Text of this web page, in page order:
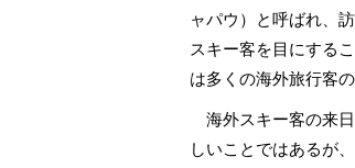
ャパウ）と呼ばれ、
スキー客を目にする
は多くの海外旅行客
海外スキー客の来
しいことではあるが